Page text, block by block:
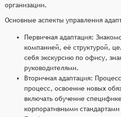
организации.
Основные аспекты управления
Первичная адаптация:
компанией, её структурой,
себя экскурсию по офису,
руководителями.
Вторичная адаптация:
процесс, освоение новых
включать обучение
корпоративными